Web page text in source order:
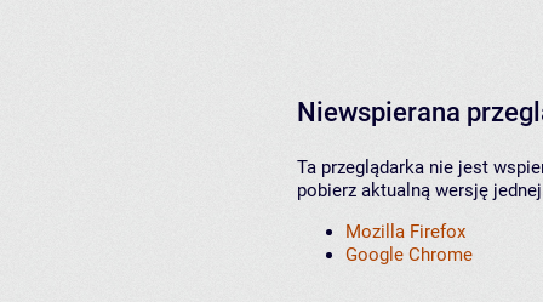
Niewspierana
Ta przeglądarka nie jest
pobierz aktualną wersję
Mozilla Firefox
Google Chrome